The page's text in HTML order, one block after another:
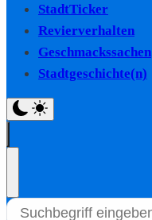
StadtTicker
Revierverhalten
Geschmackssachen
Stadtgeschichte(n)